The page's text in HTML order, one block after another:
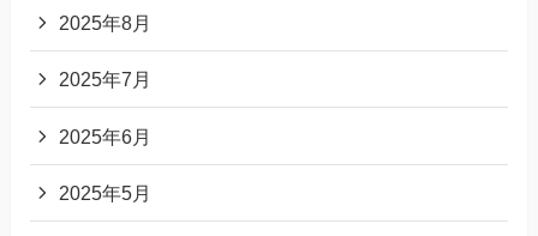
2025年8月
2025年7月
2025年6月
2025年5月